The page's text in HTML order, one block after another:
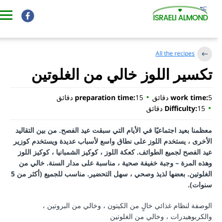
All the recipes
تكسير اللوز خالي من الغلوتين
work time:
preparation time: 15 دقائق
Difficulty: 15 دقائق
معظمنا بعيد اجتماعيًا في الأيام التي سبقت عيد الفصح. من بين التقاليد
الأخرى ، يستخدم اللوز على نطاق واسع لأسباب عديدة ويستخدم كوزير
عيد الفصح لجميع الطوائف. كعكة اللوز ، كوكيز الشمبانيا ، كوكيز اللوز
وهذه المرة – وجبة خفيفة صحية ، مناسبة على مدار السنة. خالي من
الغلوتين. بعضها لذيذ وصحي ، سهل التحضير. مناسب للجميع (أكثر من 5
سنوات).
الوصفة لنظام غذائي خالٍ من الكيتون ، وخالي من البروتين ،
والكربوهيدرات ، وخالي من الغلوتين